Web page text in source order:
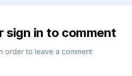
sign in to comment
order to leave a comment